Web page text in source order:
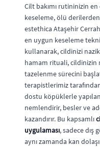
Cilt bakımı rutininizin
keseleme, ölü
estethica Ataşehir
en uygun keseleme
kullanarak, cildinizi
hamam rituali, cildinizin
tazelenme sürecini
terapistlerimiz
dostu köpüklerle
nemlendirir, besler ve
kazandırır. Bu kapsamlı
uygulaması, sadece
aynı zamanda kan